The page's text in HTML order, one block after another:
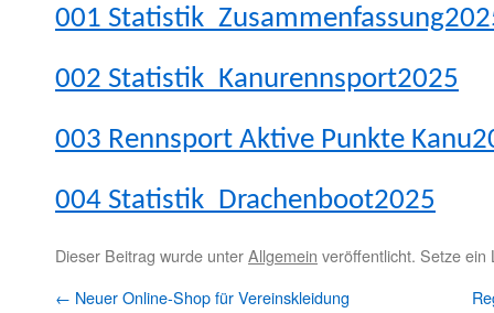
001
002 Statistik_Kanurennsport2025
003 Rennsport Aktive Punk­te
004 Statistik_Drachenboot2025
Dieser Beitrag wurde unterAllgemein veröffentlicht. Setze
← Neuer Online-Shop für Vereinskleidung